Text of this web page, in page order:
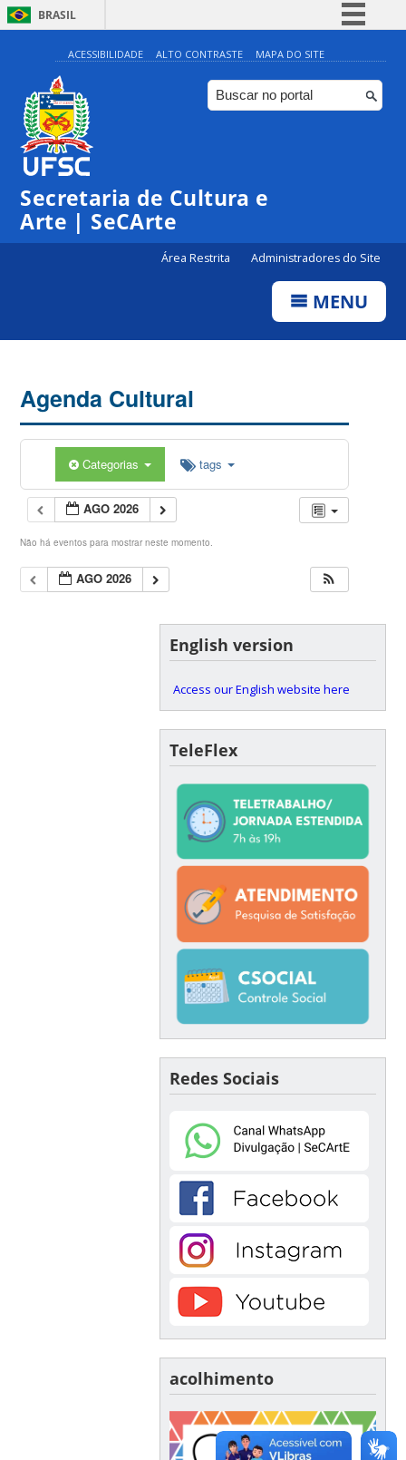
BRASIL
Simplifique!
Comunica BR
Participe
ACESSIBILIDADE ALTO CONTRASTE MAPA DO SITE
Secretaria de Cultura e
Arte | SeCArte
Área Restrita Administradores do Site
MENU
Agenda Cultural
Categorias tags
AGO 2026
Não há eventos para mostrar neste momento.
AGO 2026
English version
Access our English website here
TeleFlex
Redes Sociais
acolhimento